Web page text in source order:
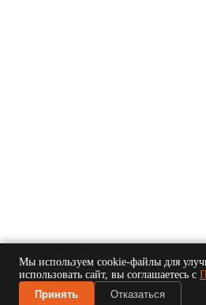
Мы используем cookie-файлы для
использовать сайт, вы соглашаетесь с
Принять
Отказаться